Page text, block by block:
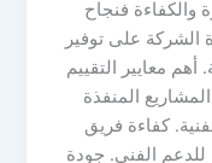
والكفاءة فنجاح
الشركة على توفير
أهم معايير التقييم
المنفذة
كفاءة فريق
للدعم الفني. جودة